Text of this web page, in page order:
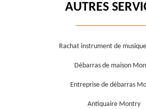
AUTRES
Rachat instrument de
Débarras de maison
Entreprise de débarras
Antiquaire Montry